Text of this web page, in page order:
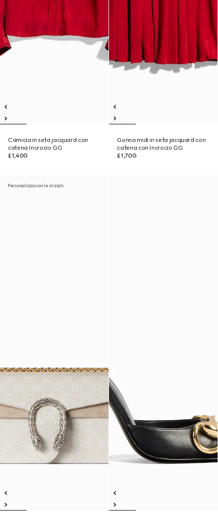
Camicia in seta jacquard con
catena Incrocio GG
£1,400
Gonna midi in seta jacquard con
catena con Incrocio GG
£1,700
Personalizza con le iniziali